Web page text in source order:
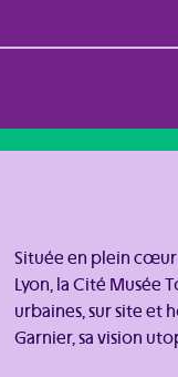
Située en plein cœur
Lyon, la Cité Musée
urbaines, sur site et
Garnier, sa vision